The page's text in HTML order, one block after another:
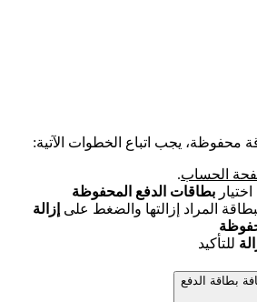
محفوظة، يجب اتباع الخطوات الآتية:
الحساب.
اختيار بطاقات الدفع المحفوظة
المراد إزالتها والضغط على إزالة
للتأكيد
بطاقة الدفع